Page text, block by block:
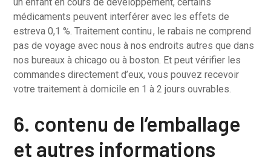
médicaments peuvent interférer avec les effets de
estreva 0,1 %. Traitement continu , le rabais ne comprend
pas de voyage avec nous à nos endroits autres que dans
nos bureaux à chicago ou à boston. Et peut vérifier les
commandes directement d’eux, vous pouvez recevoir
votre traitement à domicile en 1 à 2 jours ouvrables.
6. contenu de l’emballage
et autres informations